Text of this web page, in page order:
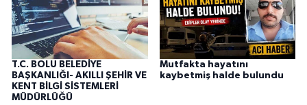
T.C. BOLU BELEDİYE
BAŞKANLIĞI- AKILLI ŞEHİR VE
KENT BİLGİ SİSTEMLERİ
MÜDÜRLÜĞÜ
Mutfakta hayatını
kaybetmiş halde bulundu